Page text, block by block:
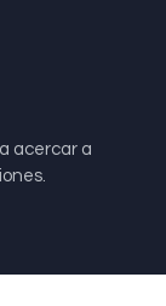
acercar a